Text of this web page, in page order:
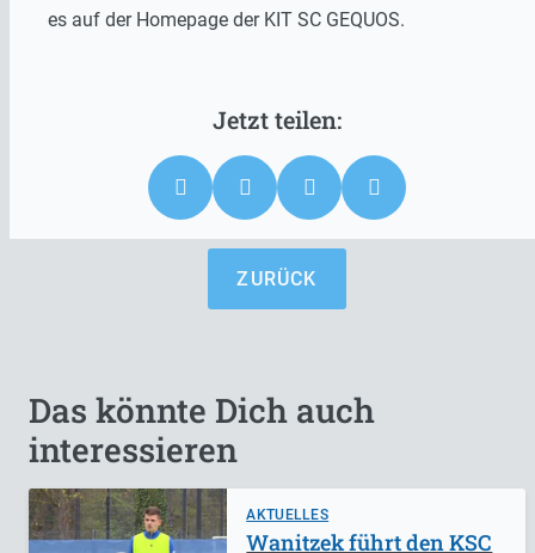
es auf der Homepage der KIT SC GEQUOS.
ZURÜCK
Das könnte Dich auch
interessieren
AKTUELLES
Wanitzek führt den KSC